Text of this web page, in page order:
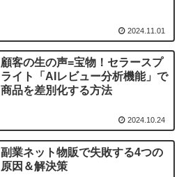
2024.11.01
顧客の生の声=宝物！セラースプ
ライト「AIレビュー分析機能」で
商品を差別化する方法
2024.10.24
副業ネット物販で失敗する4つの
原因＆解決策